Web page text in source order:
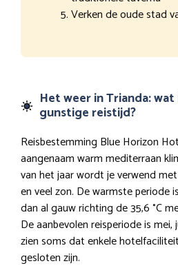
Verken de oude stad
Het weer in Trianda:
gunstige reistijd?
Reisbestemming Blue Horizon
aangenaam warm mediterraan
van het jaar wordt je verwend
en veel zon. De warmste periode
dan al gauw richting de 35,6 °C
De aanbevolen reisperiode is
zien soms dat enkele
gesloten zijn.